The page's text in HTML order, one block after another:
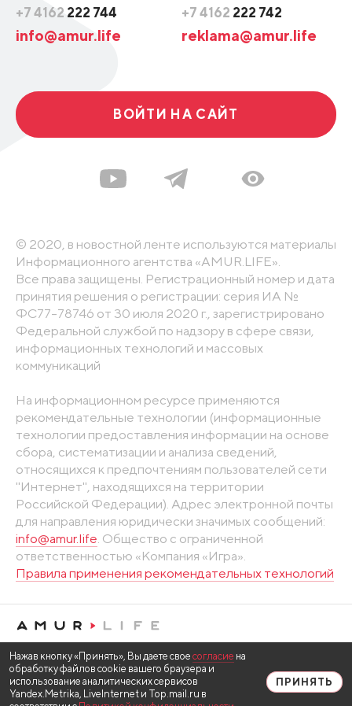
+7 4162 222 744
info@amur.life
+7 4162 222 742
reklama@amur.life
ВОЙТИ НА САЙТ
© 2020, в новостной ленте используются материалы
Информационного агентства «AMUR.LIFE».
Все права защищены. Регистрационный номер и дата
принятия решения о регистрации: серия ИА №
ФС77-78746 от 30 июля 2020 г., зарегистрировано
Федеральной службой по надзору в сфере связи,
информационных технологий и массовых
коммуникаций
На информационном ресурсе применяются
рекомендательные технологии (информационные
технологии предоставления информации на основе
сбора, систематизации и анализа сведений,
относящихся к предпочтениям пользователей сети
"Интернет", находящихся на территории
Российской Федерации). Адрес электронной почты
для направления юридически значимых сообщений:
info@amur.life. Общество с ограниченной
ответственностью «Компания «Игра».
Правила применения рекомендательных технологий
Нажав кнопку «Принять», Вы даете свое согласие на
обработку файлов cookie вашего браузера и
использование аналитических сервисов
Yandex.Metrika, LiveInternet и Top.mail.ru в
ПРИНЯТЬ